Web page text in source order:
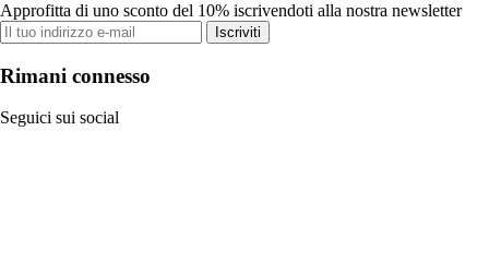
Approfitta di uno sconto del 10% iscrivendoti alla nostra newsletter
Iscriviti
Rimani connesso
Seguici sui social